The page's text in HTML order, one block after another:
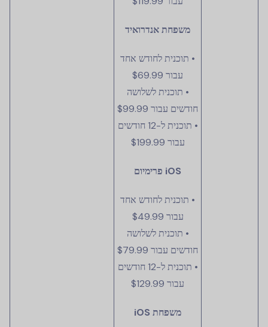
משפחת אנדרואיד
• תוכנית לחודש אחד
עבור $69.99
• תוכנית לשלושה
חודשים עבור $99.99
• תוכנית ל-12 חודשים
עבור $199.99
iOS פרימיום
• תוכנית לחודש אחד
עבור $49.99
• תוכנית לשלושה
חודשים עבור $79.99
• תוכנית ל-12 חודשים
עבור $129.99
משפחת iOS